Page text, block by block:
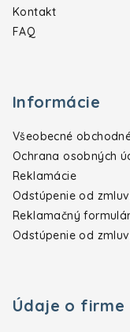
Kontakt
FAQ
Informácie
Všeobecné
Ochrana osobných
Reklamácie
Odstúpenie od
Reklamačný formulár
Odstúpenie od
Údaje o firme